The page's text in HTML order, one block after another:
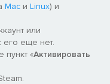
Mac и Linux) и
или
его еще нет.
пункт «Активировать